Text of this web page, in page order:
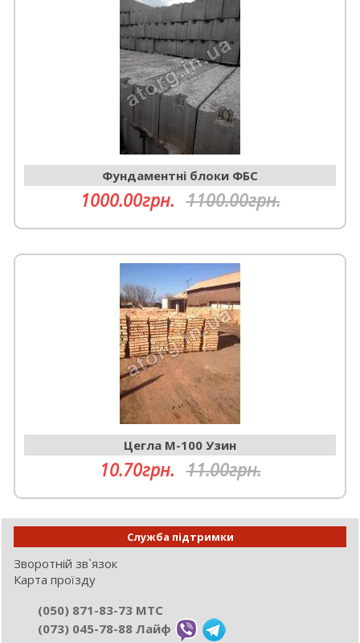
Фундаментні блоки ФБС
1000.00грн. 1100.00грн.
Цегла М-100 Узин
10.70грн. 11.00грн.
Служба підтримки
Зворотній зв`язок
Карта проїзду
(050) 871-83-73 МТС
(073) 045-78-88 Лайф